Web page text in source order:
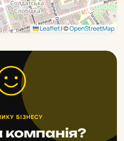
Leaflet|©OpenStreetMap
БІЗНЕСУ